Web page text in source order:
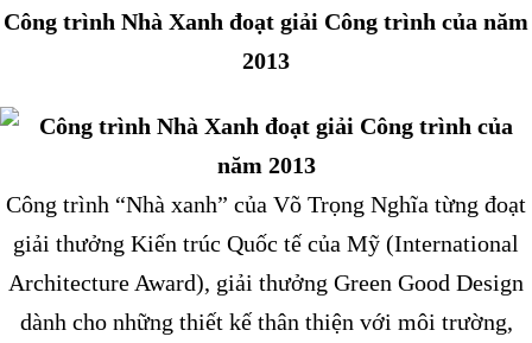
Công trình Nhà Xanh đoạt giải Công trình của năm
2013
Công trình “Nhà xanh” của Võ Trọng Nghĩa từng đoạt
giải thưởng Kiến trúc Quốc tế của Mỹ (International
Architecture Award), giải thưởng Green Good Design
dành cho những thiết kế thân thiện với môi trường,